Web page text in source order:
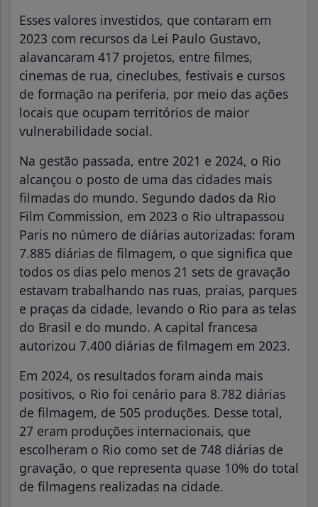
Esses valores investidos, que contaram em
2023 com recursos da Lei Paulo Gustavo,
alavancaram 417 projetos, entre filmes,
cinemas de rua, cineclubes, festivais e cursos
de formação na periferia, por meio das ações
locais que ocupam territórios de maior
vulnerabilidade social.
Na gestão passada, entre 2021 e 2024, o Rio
alcançou o posto de uma das cidades mais
filmadas do mundo. Segundo dados da Rio
Film Commission, em 2023 o Rio ultrapassou
Paris no número de diárias autorizadas: foram
7.885 diárias de filmagem, o que significa que
todos os dias pelo menos 21 sets de gravação
estavam trabalhando nas ruas, praias, parques
e praças da cidade, levando o Rio para as telas
do Brasil e do mundo. A capital francesa
autorizou 7.400 diárias de filmagem em 2023.
Em 2024, os resultados foram ainda mais
positivos, o Rio foi cenário para 8.782 diárias
de filmagem, de 505 produções. Desse total,
27 eram produções internacionais, que
escolheram o Rio como set de 748 diárias de
gravação, o que representa quase 10% do total
de filmagens realizadas na cidade.